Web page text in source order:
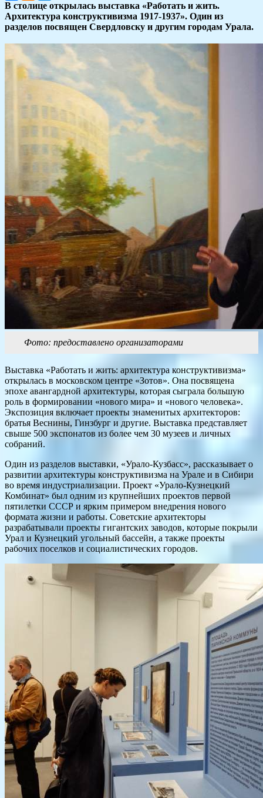
В столице открылась выставка «Работать и жить.
Архитектура конструктивизма 1917-1937». Один из
разделов посвящен Свердловску и другим городам Урала.
Фото: предоставлено организаторами
Выставка «Работать и жить: архитектура конструктивизма»
открылась в московском центре «Зотов». Она посвящена
эпохе авангардной архитектуры, которая сыграла большую
роль в формировании «нового мира» и «нового человека».
Экспозиция включает проекты знаменитых архитекторов:
братья Веснины, Гинзбург и другие. Выставка представляет
свыше 500 экспонатов из более чем 30 музеев и личных
собраний.
Один из разделов выставки, «Урало-Кузбасс», рассказывает о
развитии архитектуры конструктивизма на Урале и в Сибири
во время индустриализации. Проект «Урало-Кузнецкий
Комбинат» был одним из крупнейших проектов первой
пятилетки СССР и ярким примером внедрения нового
формата жизни и работы. Советские архитекторы
разрабатывали проекты гигантских заводов, которые покрыли
Урал и Кузнецкий угольный бассейн, а также проекты
рабочих поселков и социалистических городов.